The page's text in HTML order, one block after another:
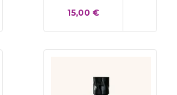
KAINA
15,00 €